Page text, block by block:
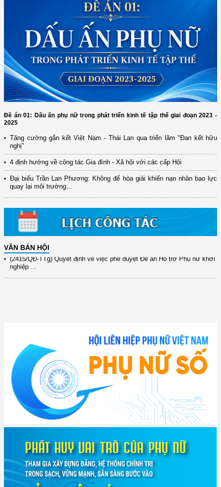
Đề án 01: Dấu ấn phụ nữ trong phát triển kinh tế tập thể giai đoạn 2023 -
2025
Tăng cường gắn kết Việt Nam - Thái Lan qua triển lãm "Đan kết hữu
nghị"
4 định hướng về công tác Gia đình - Xã hội với các cấp Hội
Đại biểu Trần Lan Phương: Không để hòa giải khiến nạn nhân bạo lực
quay lại môi trường...
VĂN BẢN HỘI
(12/TB-HĐKH) V/v đăng ký, đề xuất nhiệm vụ Khoa học, công nghệ và
đổi mới ...
(898/KH/ĐCT) Kế hoạch thực hiện Quyết định số 2415/QĐ-TTg ngày
31/10/2025 ...
xây dựng ...
(891/KH-ĐCT) Kế hoạch thực hiện Nghị quyết số 72-NQ/TW ngày
9/9/2025 của Bộ ...
(2415/QĐ-TTg) Quyết định về việc phê duyệt Đề án Hỗ trợ Phụ nữ khởi
nghiệp ...